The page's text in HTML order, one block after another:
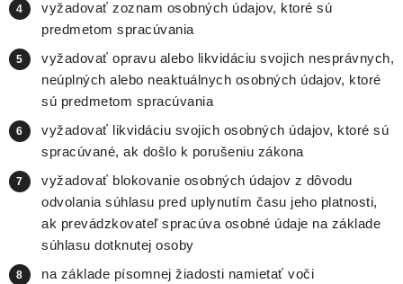
vyžadovať zoznam osobných údajov, ktoré sú
predmetom spracúvania
vyžadovať opravu alebo likvidáciu svojich nesprávnych,
neúplných alebo neaktuálnych osobných údajov, ktoré
sú predmetom spracúvania
vyžadovať likvidáciu svojich osobných údajov, ktoré sú
spracúvané, ak došlo k porušeniu zákona
vyžadovať blokovanie osobných údajov z dôvodu
odvolania súhlasu pred uplynutím času jeho platnosti,
ak prevádzkovateľ spracúva osobné údaje na základe
súhlasu dotknutej osoby
na základe písomnej žiadosti namietať voči